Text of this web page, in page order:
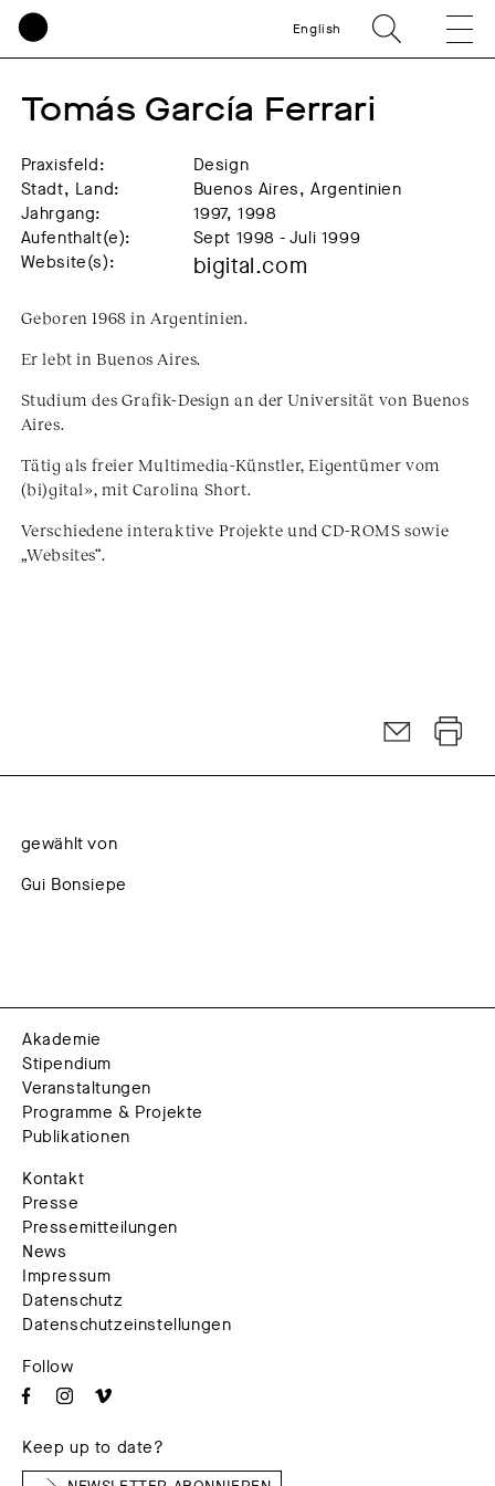
English
Tomás García Ferrari
Praxisfeld:
Design
Stadt, Land:
Buenos Aires, Argentinien
Jahrgang:
1997, 1998
Aufenthalt(e):
Sept 1998 - Juli 1999
Website(s):
bigital.com
Geboren 1968 in Argentinien.
Er lebt in Buenos Aires.
Studium des Grafik-Design an der Universität von Buenos
Aires.
Tätig als freier Multimedia-Künstler, Eigentümer vom
(bi)gital», mit Carolina Short.
Verschiedene interaktive Projekte und CD-ROMS sowie
„Websites“.
gewählt von
Gui Bonsiepe
Akademie
Stipendium
Veranstaltungen
Programme & Projekte
Publikationen
Kontakt
Presse
Pressemitteilungen
News
Impressum
Datenschutz
Datenschutzeinstellungen
Follow
Keep up to date?